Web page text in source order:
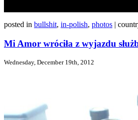
posted in bullshit, in-polish, photos |
Mi Amor wróciła z wyjazdu
Wednesday, December 19th, 2012